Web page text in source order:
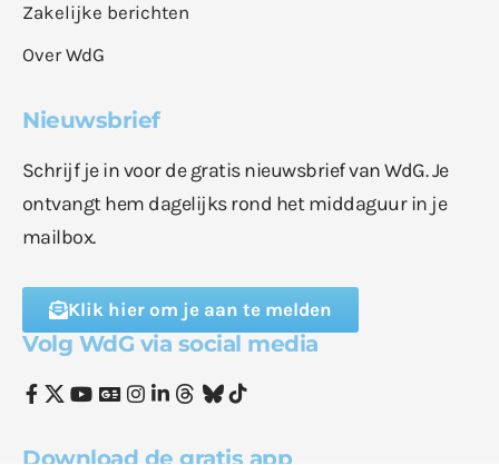
Zakelijke berichten
Over WdG
Nieuwsbrief
Schrijf je in voor de gratis nieuwsbrief van WdG. Je
ontvangt hem dagelijks rond het middaguur in je
mailbox.
Klik hier om je aan te melden
Volg WdG via social media
Download de gratis app